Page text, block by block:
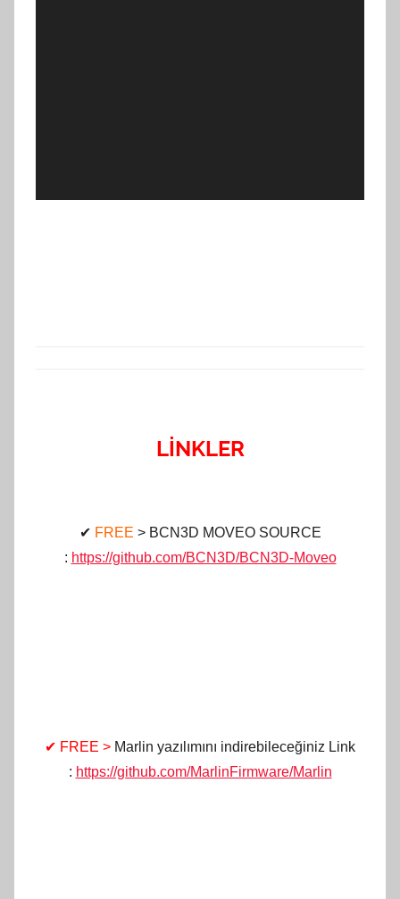
LİNKLER
✔ FREE > BCN3D MOVEO SOURCE
: https://github.com/BCN3D/BCN3D-Moveo
✔ FREE > Marlin yazılımını indirebileceğiniz Link
: https://github.com/MarlinFirmware/Marlin